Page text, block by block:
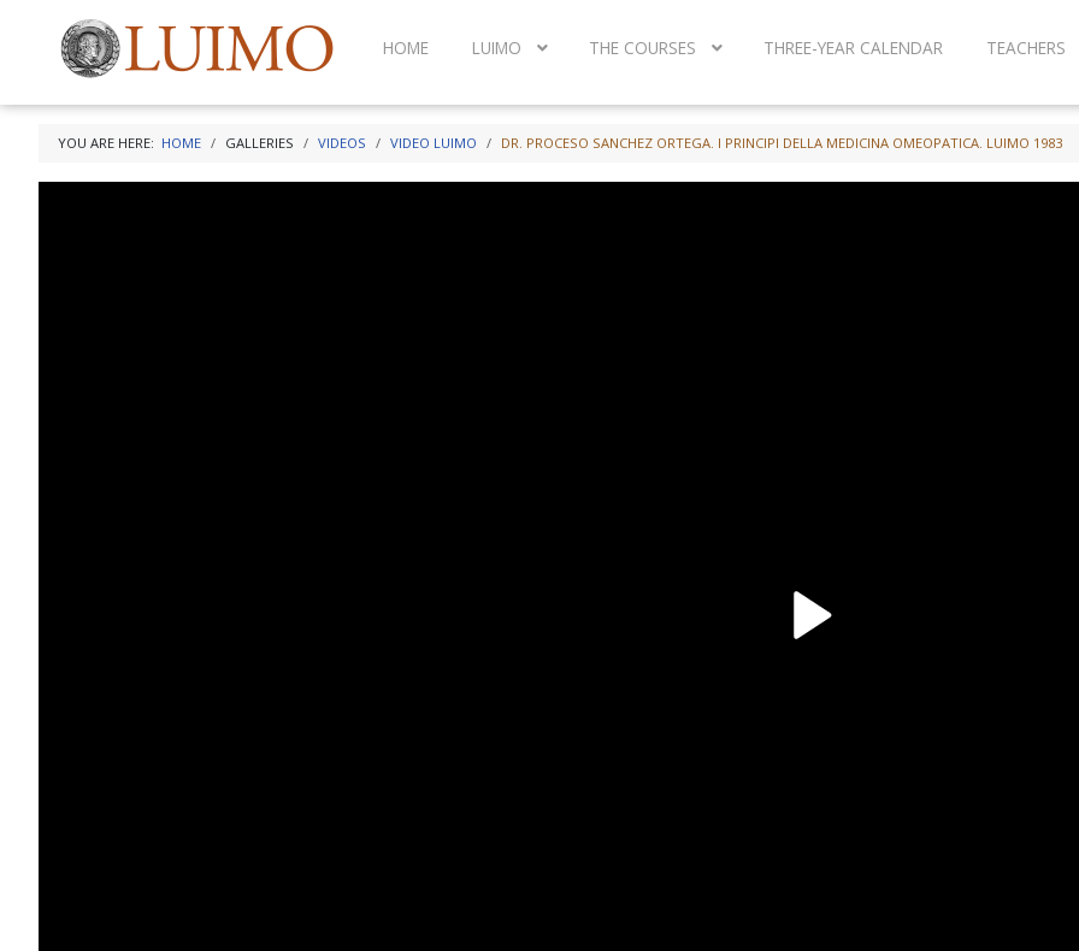
HOME LUIMO THE COURSES THREE-YEAR CALENDAR TEACHERS
YOU ARE HERE: HOME GALLERIES VIDEOS VIDEO LUIMO DR. PROCESO SANCHEZ ORTEGA. I PRINCIPI DELLA MEDICINA OMEOPATICA. LUIMO 1983